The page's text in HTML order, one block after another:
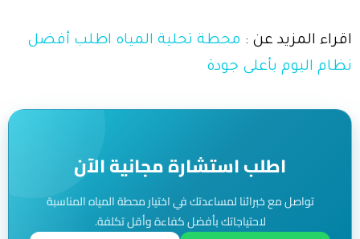
اقراء المزيد عن : محطة تحلية المياه اطلب أفضل
نظام اليوم بأعلى جودة
اطلب استشارة مجانية الآن
تواصل مع خبرائنا لمساعدتك في اختيار محطة المياه المناسبة
لاحتياجاتك بأفضل كفاءة وأقل تكلفة.